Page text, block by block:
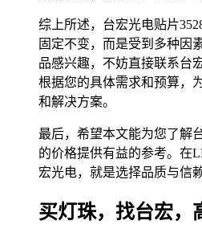
综上所述，台宏光电贴片
固定不变，而是受到多种因
品感兴趣，不妨直接联系台
根据您的具体需求和预算，
和解决方案。
最后，希望本文能为您了解
的价格提供有益的参考。在
宏光电，就是选择品质与信赖
买灯珠，找台宏，